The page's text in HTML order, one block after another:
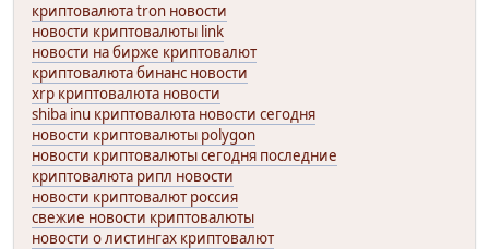
криптовалюта tron новости
новости криптовалюты link
новости на бирже криптовалют
криптовалюта бинанс новости
xrp криптовалюта новости
shiba inu криптовалюта новости сегодня
новости криптовалюты polygon
новости криптовалюты сегодня последние
криптовалюта рипл новости
новости криптовалют россия
свежие новости криптовалюты
новости о листингах криптовалют